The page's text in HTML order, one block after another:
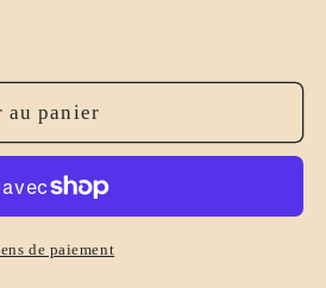
au panier
de paiement